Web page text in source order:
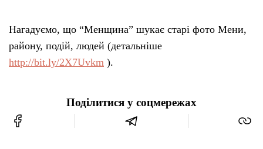
Нагадуємо, що “Менщина” шукає старі фото Мени,
району, подій, людей (детальніше
http://bit.ly/2X7Uvkm ).
Поділитися у соцмережах